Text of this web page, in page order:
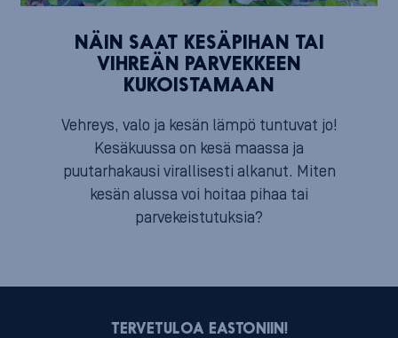
NÄIN SAAT KESÄPIHAN TAI
VIHREÄN PARVEKKEEN
KUKOISTAMAAN
Vehreys, valo ja kesän lämpö tuntuvat jo!
Kesäkuussa on kesä maassa ja
puutarhakausi virallisesti alkanut. Miten
kesän alussa voi hoitaa pihaa tai
parvekeistutuksia?
TERVETULOA EASTONIIN!